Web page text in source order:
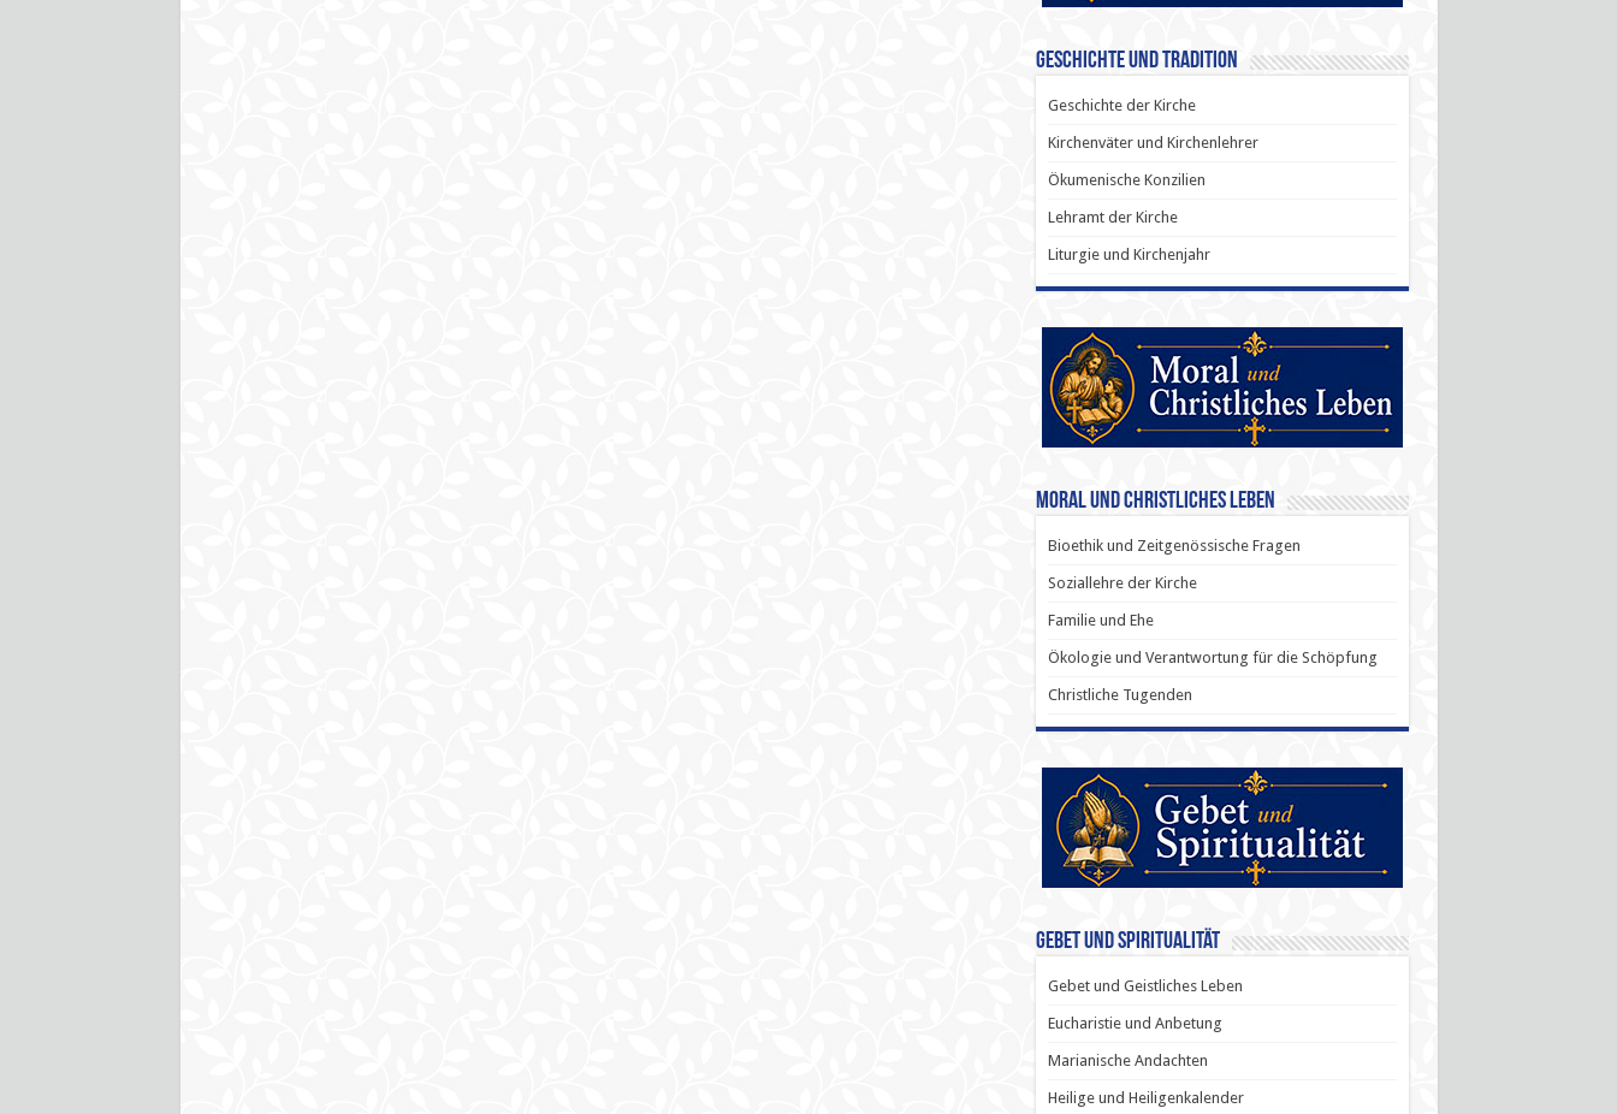
Geschichte und Tradition
Geschichte der Kirche
Kirchenväter und Kirchenlehrer
Ökumenische Konzilien
Lehramt der Kirche
Liturgie und Kirchenjahr
Moral und Christliches Leben
Bioethik und Zeitgenössische Fragen
Soziallehre der Kirche
Familie und Ehe
Ökologie und Verantwortung für die Schöpfung
Christliche Tugenden
Gebet und Spiritualität
Gebet und Geistliches Leben
Eucharistie und Anbetung
Marianische Andachten
Heilige und Heiligenkalender